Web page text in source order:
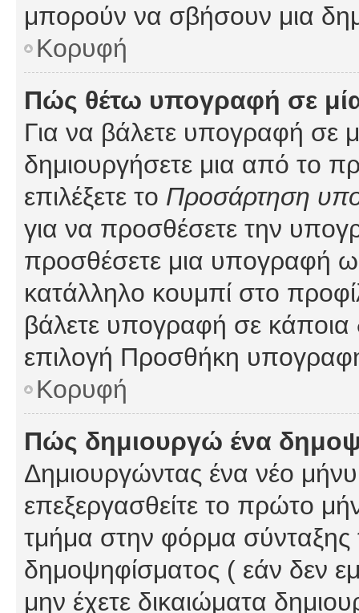
μπορούν να σβήσουν μια
Κορυφή
Πώς θέτω υπογραφή σε
Για να βάλετε υπογραφή σε
δημιουργήσετε μια από το
επιλέξετε το Προσάρτηση
για να προσθέσετε την
προσθέσετε μια υπογραφή
κατάλληλο κουμπί στο
βάλετε υπογραφή σε κάποια
επιλογή Προσθήκη
Κορυφή
Πώς δημιουργώ ένα
Δημιουργώντας ένα νέο
επεξεργασθείτε το πρώτο
τμήμα στην φόρμα σύνταξης
δημοψηφίσματος ( εάν δεν
μην έχετε δικαιώματα